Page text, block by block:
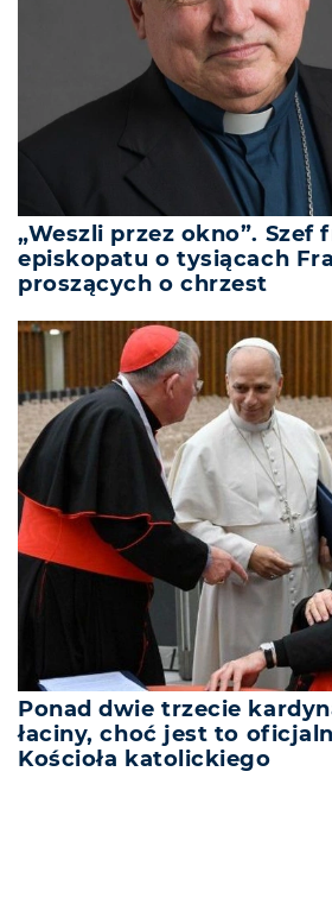
„Weszli przez okno”. Szef
episkopatu o tysiącach
proszących o chrzest
Ponad dwie trzecie
łaciny, choć jest to
Kościoła katolickiego